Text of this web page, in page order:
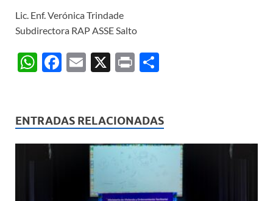
Lic. Enf. Verónica Trindade
Subdirectora RAP ASSE Salto
W
s
A
F
b
o
E
X
P
p
ar
ENTRADAS RELACIONADAS